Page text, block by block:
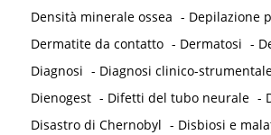
Densità minerale ossea - Depilazione
Dermatite da contatto - Dermatosi -
Diagnosi - Diagnosi clinico-
Dienogest - Difetti del tubo neurale -
Disastro di Chernobyl - Disbiosi e